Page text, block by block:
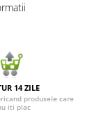
14 ZILE
produsele care
iti plac